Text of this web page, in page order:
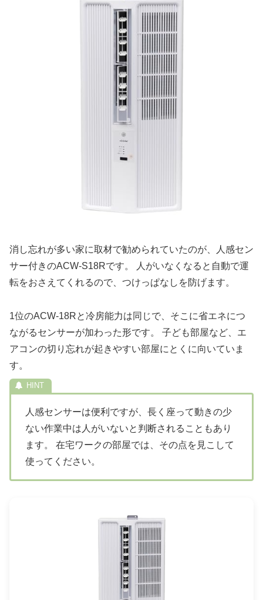
消し忘れが多い家に取材で勧められていたのが、人感セン
サー付きのACW-S18Rです。 人がいなくなると自動で運
転をおさえてくれるので、つけっぱなしを防げます。
1位のACW-18Rと冷房能力は同じで、そこに省エネにつ
ながるセンサーが加わった形です。 子ども部屋など、エ
アコンの切り忘れが起きやすい部屋にとくに向いていま
す。
人感センサーは便利ですが、長く座って動きの少
ない作業中は人がいないと判断されることもあり
ます。 在宅ワークの部屋では、その点を見こして
使ってください。